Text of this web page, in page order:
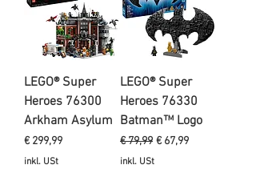
LEGO® Super
Heroes 76300
Arkham Asylum
Preis
€ 299,99
inkl. USt
LEGO® Super
Heroes 76330
Batman™ Logo
Standardpreis
€ 79,99 Sale-Preis
€ 67,99
inkl. USt